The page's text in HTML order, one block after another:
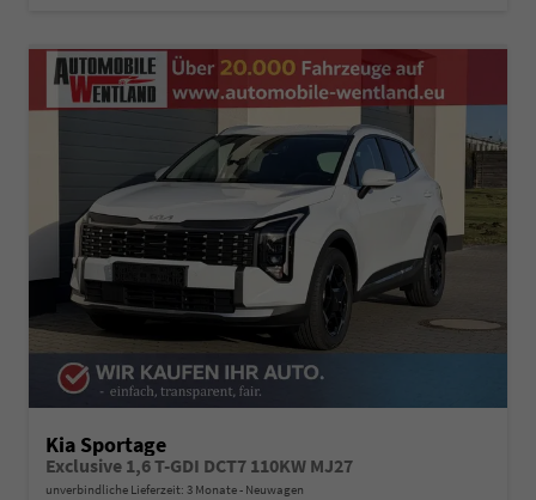
Kia Sportage
Exclusive 1,6 T-GDI DCT7 110KW MJ27
unverbindliche Lieferzeit: 3 Monate Neuwagen